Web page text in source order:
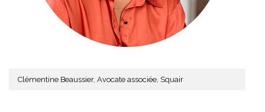
Clémentine Beaussier, Avocate associée, Squair